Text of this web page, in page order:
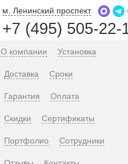
м. Ленинский проспект
+7 (495) 505-22-
О компании Установка
Доставка Сроки
Гарантия Оплата
Скидки Сертификаты
Портфолио Сотрудники